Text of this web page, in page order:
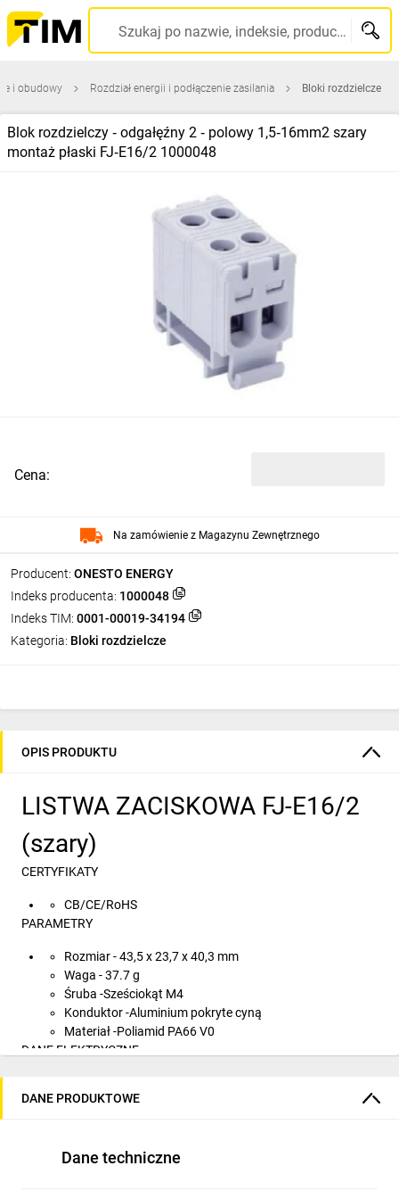
Szukaj po nazwie, indeksie, producencie, kodzie kreskowym...
i obudowy Rozdział energii i podłączenie zasilania Bloki rozdzielcze
Blok rozdzielczy ‑ odgałęźny 2 ‑ polowy 1,5‑16mm2 szary
montaż płaski FJ‑E16/2 1000048
Producent: ONESTO ENERGY
Indeks producenta: 1000048
Indeks TIM: 0001-00019-34194
Kategoria: Bloki rozdzielcze
Cena:
Na zamówienie z Magazynu Zewnętrznego
OPIS PRODUKTU
LISTWA ZACISKOWA FJ-E16/2
(szary)
CERTYFIKATY
CB/CE/RoHS
PARAMETRY
Rozmiar - 43,5 x 23,7 x 40,3 mm
Waga - 37.7 g
Śruba -Sześciokąt M4
Konduktor -Aluminium pokryte cyną
Materiał -Poliamid PA66 V0
DANE ELEKTRYCZNE
Prąd (A) -Cu 85A ; Al 85A
DANE PRODUKTOWE
Dane techniczne